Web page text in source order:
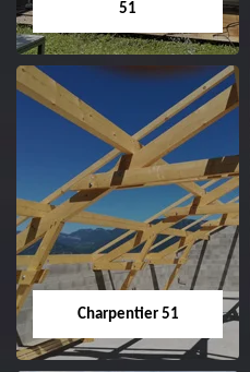
51
Entreprise de
couverture 51
Charpentier 51